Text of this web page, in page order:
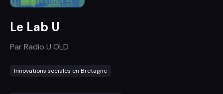
Le Lab U
ParRadio U OLD
Innovations sociales en Bretagne